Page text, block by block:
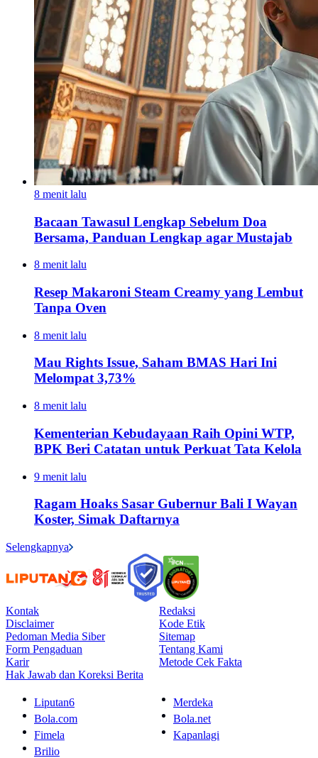
8 menit lalu
Bacaan Tawasul Lengkap Sebelum Doa
Bersama, Panduan Lengkap agar Mustajab
8 menit lalu
Resep Makaroni Steam Creamy yang Lembut
Tanpa Oven
8 menit lalu
Mau Rights Issue, Saham BMAS Hari Ini
Melompat 3,73%
8 menit lalu
Kementerian Kebudayaan Raih Opini WTP,
BPK Beri Catatan untuk Perkuat Tata Kelola
9 menit lalu
Ragam Hoaks Sasar Gubernur Bali I Wayan
Koster, Simak Daftarnya
Selengkapnya
Kontak
Redaksi
Disclaimer
Kode Etik
Pedoman Media Siber
Sitemap
Form Pengaduan
Tentang Kami
Karir
Metode Cek Fakta
Hak Jawab dan Koreksi Berita
Liputan6
Merdeka
Bola.com
Bola.net
Fimela
Kapanlagi
Brilio